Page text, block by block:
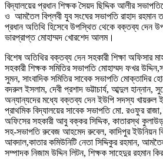
বিদ্যালয়ের প্রধান শিক্ষক সৈয়দ ছিদ্দিক আলীর
ও আমতৈল বিপ্লবী যুব সংঘের সভাপতি রাহাদ রহমান
প্রধান অতিথি হিসেবে উপস্থিত থেকে বক্তব্য দেন
ভারপ্রাপ্ত মোহাম্মদ খোরশেদ আলম।
বিশেষ অতিথির বক্তব্য দেন সহকারী শিক্ষা অফিসার
সহকারী শিক্ষক সমিতির সভাপতি মোহাম্মদ ফখর
সুমন, সাংবাদিক সমিতির সাবেক সভাপতি মোক্তাদির
বদরুল ইসলাম, দেবী প্রশাদ ভট্টাচার্য, আব্দুল
অন্যান্যদের মধ্যে বক্তব্য দেন ইউপি সদস্য খায়রুল
প্রাথমিক বিদ্যালয়ের সাবেক সভাপতি মো. রওফুর
অফিসের সহকারী আবু বক্কর সিদ্দিক, কাতারস্থ
সহ-সভাপতি রুবেজ আহমেদ রুবেল, কাদিপুর ইউনিয়ন
আবদাল,কাতার কমিউনিটি নেতা সিদ্দিকুর রহমান,
সম্পাদক নিজাম উদ্দিন লিটন, শিক্ষক সাহেদুর রহমান